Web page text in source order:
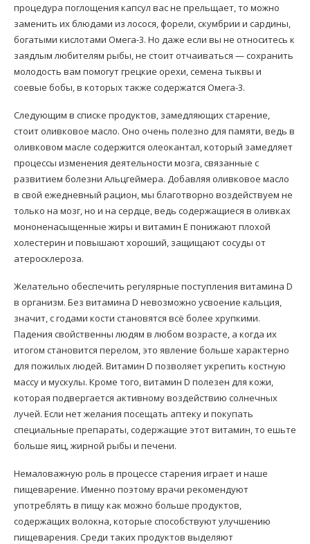
процедура поглощения капсул вас не прельщает, то можно
заменить их блюдами из лосося, форели, скумбрии и сардины,
богатыми кислотами Омега-3. Но даже если вы не относитесь к
заядлым любителям рыбы, не стоит отчаиваться — сохранить
молодость вам помогут грецкие орехи, семена тыквы и
соевые бобы, в которых также содержатся Омега-3.
Следующим в списке продуктов, замедляющих старение,
стоит оливковое масло. Оно очень полезно для памяти, ведь в
оливковом масле содержится олеокантал, который замедляет
процессы изменения деятельности мозга, связанные с
развитием болезни Альцгеймера. Добавляя оливковое масло
в свой ежедневный рацион, мы благотворно воздействуем не
только на мозг, но и на сердце, ведь содержащиеся в оливках
мононенасыщенные жиры и витамин Е понижают плохой
холестерин и повышают хороший, защищают сосуды от
атеросклероза.
Желательно обеспечить регулярные поступления витамина D
в организм. Без витамина D невозможно усвоение кальция,
значит, с годами кости становятся всё более хрупкими.
Падения свойственны людям в любом возрасте, а когда их
итогом становится перелом, это явление больше характерно
для пожилых людей. Витамин D позволяет укрепить костную
массу и мускулы. Кроме того, витамин D полезен для кожи,
которая подвергается активному воздействию солнечных
лучей. Если нет желания посещать аптеку и покупать
специальные препараты, содержащие этот витамин, то ешьте
больше яиц, жирной рыбы и печени.
Немаловажную роль в процессе старения играет и наше
пищеварение. Именно поэтому врачи рекомендуют
употреблять в пищу как можно больше продуктов,
содержащих волокна, которые способствуют улучшению
пищеварения. Среди таких продуктов выделяют